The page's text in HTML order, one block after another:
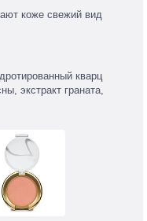
коже свежий вид
кварц
экстракт граната,